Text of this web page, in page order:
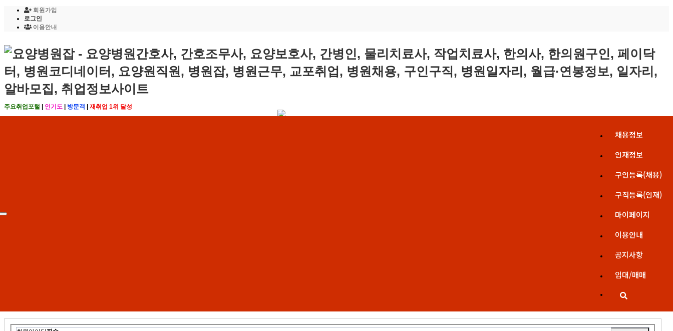
회원가입
로그인
이용안내
주요취업포털 인기도 방문객 재취업 1위 달성
채용정보
인재정보
구인등록(채용)
구직등록(인재)
마이페이지
이용안내
공지사항
임대/매매